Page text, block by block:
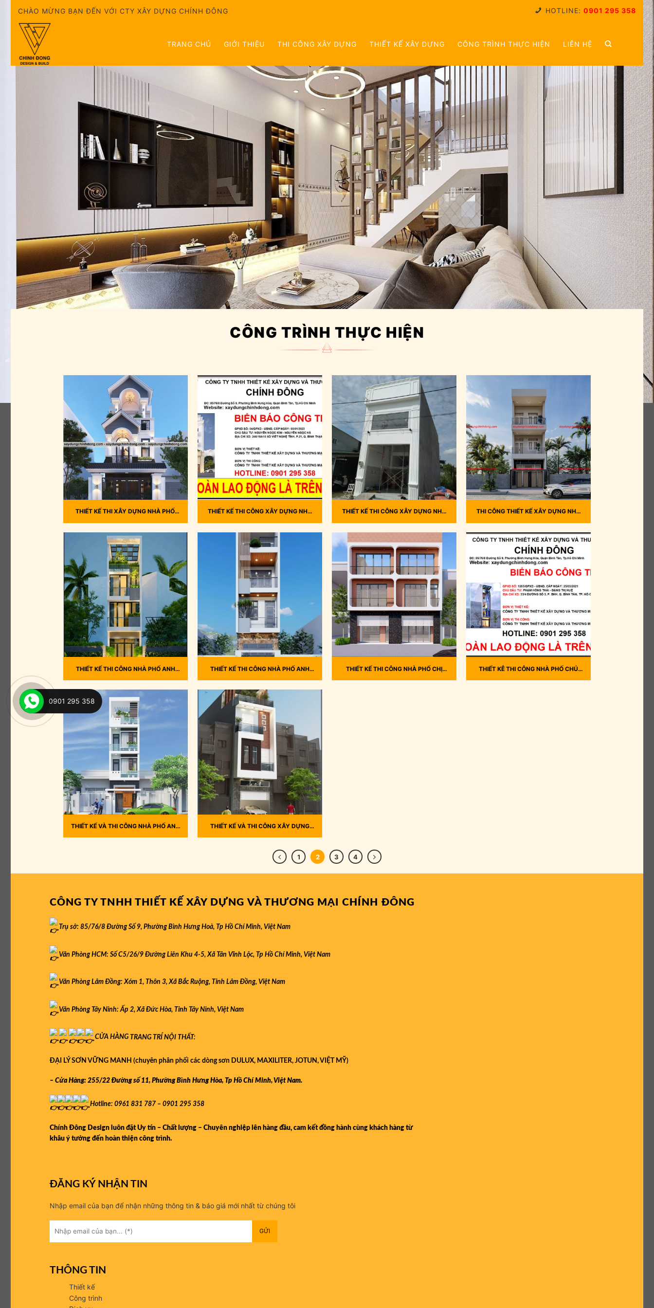
content
CHÀO MỪNG BẠN ĐẾN VỚI CTY XÂY DỰNG CHÍNH ĐÔNG HOTLINE: 0901 295 358
TRANG CHỦ GIỚI THIỆU THI CÔNG XÂY DỰNG THIẾT KẾ XÂY DỰNG CÔNG TRÌNH THỰC HIỆN LIÊN HỆ
CÔNG TRÌNH THỰC HIỆN
THIẾT KẾ THI XÂY DỰNG NHÀ PHỐ,
THIẾT KẾ THI CÔNG XÂY DỰNG NHÀ
THIẾT KẾ THI CÔNG XÂY DỰNG NHÀ
THI CÔNG THIẾT KẾ XÂY DỰNG NHÀ
THIẾT KẾ THI CÔNG NHÀ PHỐ ANH
THIẾT KẾ THI CÔNG NHÀ PHỐ ANH
THIẾT KẾ THI CÔNG NHÀ PHỐ CHỊ
THIẾT KÊ THI CÔNG NHÀ PHỐ CHÚ
THIẾT KẾ VÀ THI CÔNG NHÀ PHỐ ANH
THIẾT KẾ VÀ THI CÔNG XÂY DỰNG
1 2 3 4
CÔNG TY TNHH THIẾT KẾ XÂY DỰNG VÀ THƯƠNG MẠI CHÍNH ĐÔNG
Trụ sở: 85/76/8 Đường Số 9, Phường Bình Hưng Hoà, Tp Hồ Chí Minh, Việt Nam
Văn Phòng HCM: Số C5/26/9 Đường Liên Khu 4-5, Xã Tân Vĩnh Lộc, Tp Hồ Chí Minh, Việt Nam
Văn Phòng Lâm Đồng: Xóm 1, Thôn 3, Xã Bắc Ruộng, Tỉnh Lâm Đồng, Việt Nam
Văn Phòng Tây Ninh: Ấp 2, Xã Đức Hòa, Tỉnh Tây Ninh, Việt Nam
CỬA HÀNG TRANG TRÍ NỘI THẤT:
ĐẠI LÝ SƠN VỮNG MANH (chuyên phân phối các dòng sơn DULUX, MAXILITER, JOTUN, VIỆT MỸ)
– Cửa Hàng: 255/22 Đường số 11, Phường Bình Hưng Hòa, Tp Hồ Chí Minh, Việt Nam.
Hotline: 0961 831 787 – 0901 295 358
Chính Đông Design luôn đặt Uy tín – Chất lượng – Chuyên nghiệp lên hàng đầu, cam kết đồng hành cùng khách hàng từ
khâu ý tưởng đến hoàn thiện công trình.
ĐĂNG KÝ NHẬN TIN
Nhập email của bạn để nhận những thông tin & báo giá mới nhất từ chúng tôi
THÔNG TIN
Thiết kế
Công trình
0901 295 358